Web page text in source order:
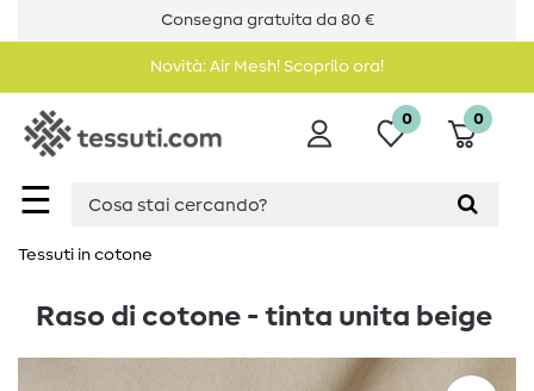
Consegna gratuita da 80 €
Novità: Air Mesh! Scoprilo ora!
☰
0 0
Tessuti in cotone
Raso di cotone - tinta unita beige